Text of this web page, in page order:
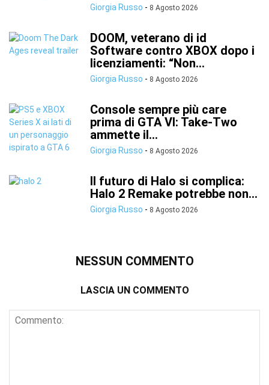
Giorgia Russo - 8 Agosto 2026
DOOM, veterano di id
Software contro XBOX dopo i
licenziamenti: “Non...
Giorgia Russo - 8 Agosto 2026
Console sempre più care
prima di GTA VI: Take-Two
ammette il...
Giorgia Russo - 8 Agosto 2026
Il futuro di Halo si complica:
Halo 2 Remake potrebbe non...
Giorgia Russo - 8 Agosto 2026
NESSUN COMMENTO
LASCIA UN COMMENTO